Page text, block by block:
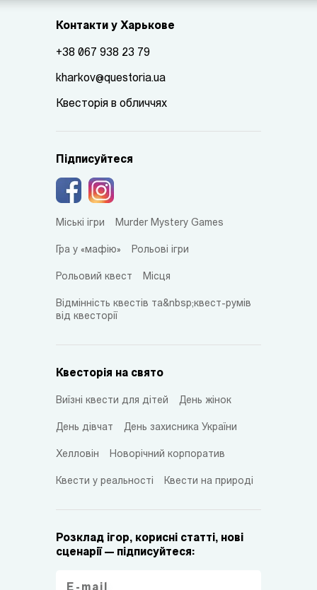
Контакти у Харькове
+38 067 938 23 79
kharkov@questoria.ua
Квесторія в обличчях
Підписуйтеся
Міські ігри Murder Mystery Games
Гра у «мафію» Рольові ігри
Рольовий квест Місця
Відмінність квестів та&nbsp;квест-румів
від квесторії
Квесторія на свято
Виїзні квести для дітей День жінок
День дівчат День захисника України
Хелловін Новорічний корпоратив
Квести у реальності Квести на природі
Розклад ігор, корисні статті, нові
сценарії — підписуйтеся: